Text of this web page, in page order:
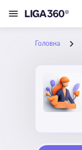
Головна